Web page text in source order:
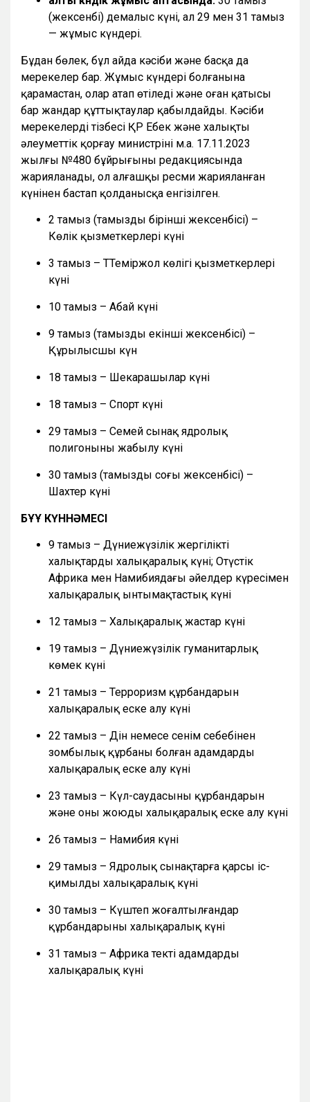
(жексенбі) демалыс күні, ал 29 мен 31 тамыз
— жұмыс күндері.
Бұдан бөлек, бұл айда кәсіби және басқа да
мерекелер бар. Жұмыс күндері болғанына
қарамастан, олар атап өтіледі және оған қатысы
бар жандар құттықтаулар қабылдайды. Кәсіби
мерекелердің тізбесі ҚР Еңбек және халықты
әлеуметтік қорғау министрінің м.а. 17.11.2023
жылғы №480 бұйрығының редакциясында
жарияланады, ол алғашқы ресми жарияланған
күнінен бастап қолданысқа енгізілген.
2 тамыз (тамыздың бірінші жексенбісі) –
Көлік қызметкерлері күні
3 тамыз – ТТеміржол көлігі қызметкерлері
күні
10 тамыз – Абай күні
9 тамыз (тамыздың екінші жексенбісі) –
Құрылысшы күн
18 тамыз – Шекарашылар күні
18 тамыз – Спорт күні
29 тамыз – Семей сынақ ядролық
полигонының жабылу күні
30 тамыз (тамыздың соңғы жексенбісі) –
Шахтер күні
БҰҰ КҮННӘМЕСІ
9 тамыз – Дүниежүзілік жергілікті
халықтардың халықаралық күні; Оңтүстік
Африка мен Намибиядағы әйелдер күресімен
халықаралық ынтымақтастық күні
12 тамыз – Халықаралық жастар күні
19 тамыз – Дүниежүзілік гуманитарлық
көмек күні
21 тамыз – Терроризм құрбандарын
халықаралық еске алу күні
22 тамыз – Дін немесе сенім себебінен
зомбылық құрбаны болған адамдарды
халықаралық еске алу күні
23 тамыз – Күл-саудасының құрбандарын
және оны жоюды халықаралық еске алу күні
26 тамыз – Намибия күні
29 тамыз – Ядролық сынақтарға қарсы іс-
қимылдың халықаралық күні
30 тамыз – Күштеп жоғалтылғандар
құрбандарының халықаралық күні
31 тамыз – Африка текті адамдардың
халықаралық күні